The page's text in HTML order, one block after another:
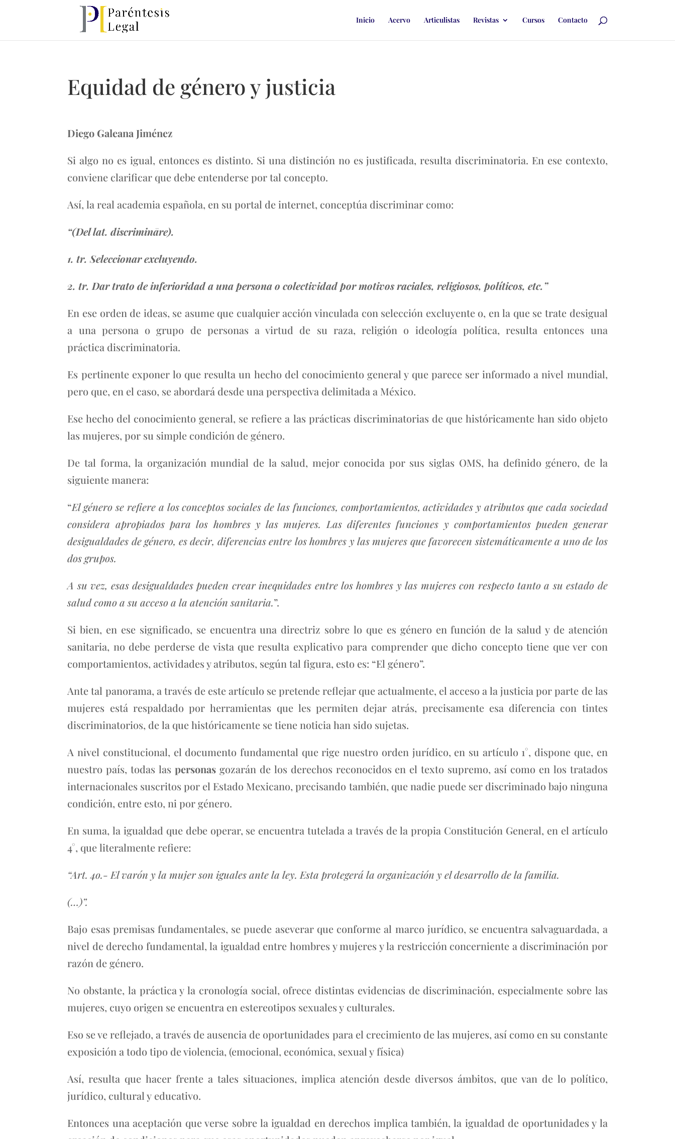
Inicio Acervo Articulistas Revistas Cursos Contacto
Equidad de género y justicia
Diego Galeana Jiménez
Si algo no es igual, entonces es distinto. Si una distinción no es justificada, resulta discriminatoria. En ese contexto,
conviene clarificar que debe entenderse por tal concepto.
Así, la real academia española, en su portal de internet, conceptúa discriminar como:
“(Del lat. discrimināre).
1. tr. Seleccionar excluyendo.
2. tr. Dar trato de inferioridad a una persona o colectividad por motivos raciales, religiosos, políticos, etc.”
En ese orden de ideas, se asume que cualquier acción vinculada con selección excluyente o, en la que se trate desigual
a una persona o grupo de personas a virtud de su raza, religión o ideología política, resulta entonces una
práctica discriminatoria.
Es pertinente exponer lo que resulta un hecho del conocimiento general y que parece ser informado a nivel mundial,
pero que, en el caso, se abordará desde una perspectiva delimitada a México.
Ese hecho del conocimiento general, se refiere a las prácticas discriminatorias de que históricamente han sido objeto
las mujeres, por su simple condición de género.
De tal forma, la organización mundial de la salud, mejor conocida por sus siglas OMS, ha definido género, de la
siguiente manera:
“El género se refiere a los conceptos sociales de las funciones, comportamientos, actividades y atributos que cada sociedad
considera apropiados para los hombres y las mujeres. Las diferentes funciones y comportamientos pueden generar
desigualdades de género, es decir, diferencias entre los hombres y las mujeres que favorecen sistemáticamente a uno de los
dos grupos.
A su vez, esas desigualdades pueden crear inequidades entre los hombres y las mujeres con respecto tanto a su estado de
salud como a su acceso a la atención sanitaria.”.
Si bien, en ese significado, se encuentra una directriz sobre lo que es género en función de la salud y de atención
sanitaria, no debe perderse de vista que resulta explicativo para comprender que dicho concepto tiene que ver con
comportamientos, actividades y atributos, según tal figura, esto es: “El género”.
Ante tal panorama, a través de este artículo se pretende reflejar que actualmente, el acceso a la justicia por parte de las
mujeres está respaldado por herramientas que les permiten dejar atrás, precisamente esa diferencia con tintes
discriminatorios, de la que históricamente se tiene noticia han sido sujetas.
A nivel constitucional, el documento fundamental que rige nuestro orden jurídico, en su artículo 1°, dispone que, en
nuestro país, todas laspersonas gozarán de los derechos reconocidos en el texto supremo, así como en los tratados
internacionales suscritos por el Estado Mexicano, precisando también, que nadie puede ser discriminado bajo ninguna
condición, entre esto, ni por género.
En suma, la igualdad que debe operar, se encuentra tutelada a través de la propia Constitución General, en el artículo
4°, que literalmente refiere:
“Art. 4o.- El varón y la mujer son iguales ante la ley. Esta protegerá la organización y el desarrollo de la familia.
(…)”.
Bajo esas premisas fundamentales, se puede aseverar que conforme al marco jurídico, se encuentra salvaguardada, a
nivel de derecho fundamental, la igualdad entre hombres y mujeres y la restricción concerniente a discriminación por
razón de género.
No obstante, la práctica y la cronología social, ofrece distintas evidencias de discriminación, especialmente sobre las
mujeres, cuyo origen se encuentra en estereotipos sexuales y culturales.
Eso se ve reflejado, a través de ausencia de oportunidades para el crecimiento de las mujeres, así como en su constante
exposición a todo tipo de violencia, (emocional, económica, sexual y física)
Así, resulta que hacer frente a tales situaciones, implica atención desde diversos ámbitos, que van de lo político,
jurídico, cultural y educativo.
Entonces una aceptación que verse sobre la igualdad en derechos implica también, la igualdad de oportunidades y la